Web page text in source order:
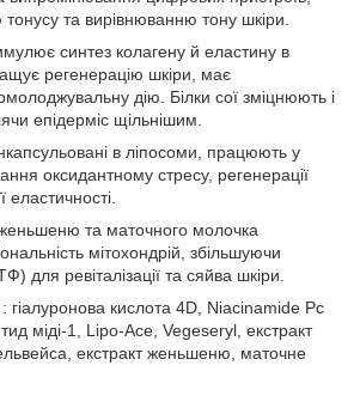
та вирівнюванню тону шкіри.
синтез колагену й еластину в
регенерацію шкіри, має
дію. Білки сої зміцнюють і
епідерміс щільнішим.
в ліпосоми, працюють у
оксидантному стресу, регенерації
еластичності.
женьшеню та маточного молочка
мітохондрій, збільшуючи
для ревіталізації та сяйва шкіри.
: гіалуронова кислота 4D, Niacinamide Pc
міді-1, Lipo-Ace, Vegeseryl, екстракт
екстракт женьшеню, маточне